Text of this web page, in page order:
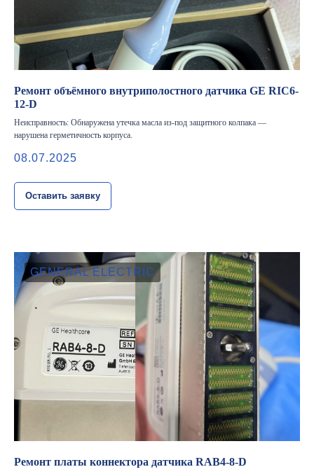
Ремонт объёмного внутриполостного датчика GE RIC6-
12-D
Неисправность: Обнаружена утечка масла из-под защитного колпака —
нарушена герметичность корпуса.
08.07.2025
Оставить заявку
GENERAL ELECTRIC
Ремонт платы коннектора датчика RAB4-8-D
Заявки на сервисное обслуживание
принимаются круглосуточно и
обращений, а также серьезности заявленной
Важно